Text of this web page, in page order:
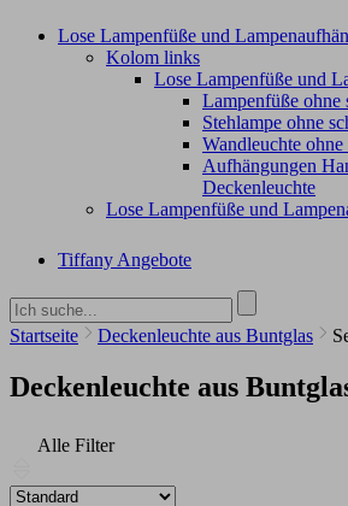
Lose Lampenfüße und
Kolom links
Lose Lampenfüße und
Lampenfüße ohne
Stehlampe ohne
Wandleuchte
Aufhängungen
Deckenleuchte
Lose Lampenfüße und
Tiffany Angebote
Startseite Deckenleuchte aus Buntglas
Deckenleuchte aus
Alle Filter